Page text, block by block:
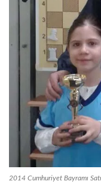
2014 Cumhuriyet Bayramı